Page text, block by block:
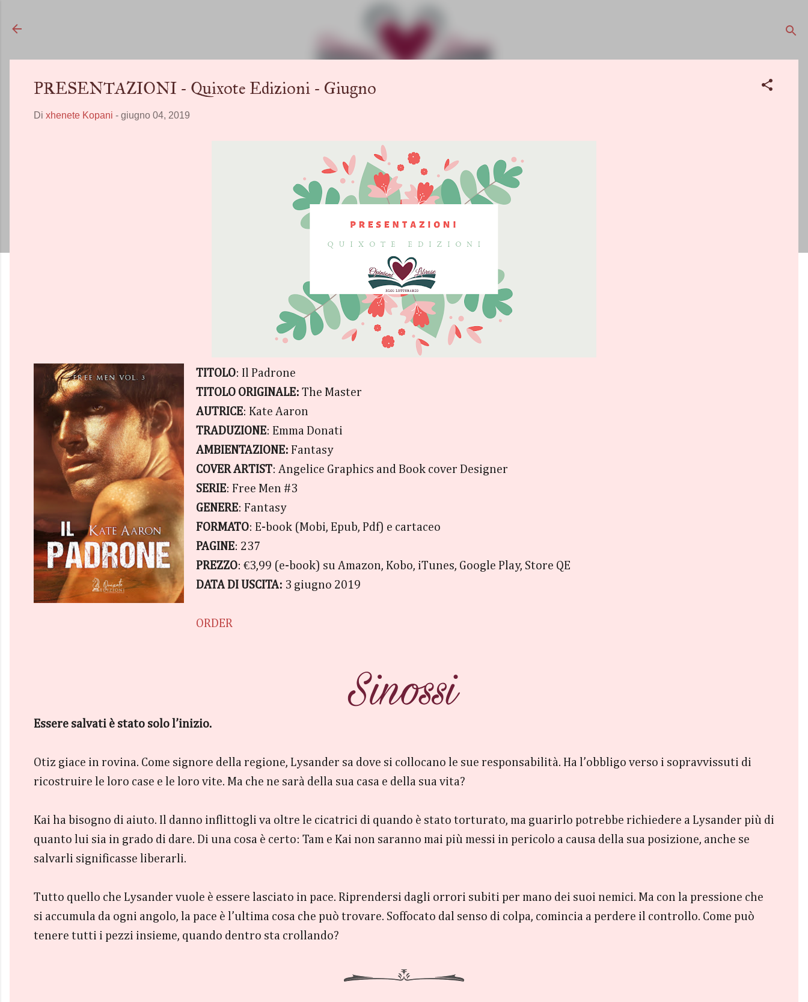
PRESENTAZIONI - Quixote Edizioni - Giugno
Di xhenete Kopani - giugno 04, 2019
TITOLO: Il Padrone
TITOLO ORIGINALE: The Master
AUTRICE: Kate Aaron
TRADUZIONE: Emma Donati
AMBIENTAZIONE: Fantasy
COVER ARTIST: Angelice Graphics and Book cover Designer
SERIE: Free Men #3
GENERE: Fantasy
FORMATO: E-book (Mobi, Epub, Pdf) e cartaceo
PAGINE: 237
PREZZO: €3,99 (e-book) su Amazon, Kobo, iTunes, Google Play, Store QE
DATA DI USCITA: 3 giugno 2019
ORDER
Essere salvati è stato solo l’inizio.
Otiz giace in rovina. Come signore della regione, Lysander sa dove si collocano le sue responsabilità. Ha l’obbligo verso i sopravvissuti di
ricostruire le loro case e le loro vite. Ma che ne sarà della sua casa e della sua vita?
Kai ha bisogno di aiuto. Il danno inflittogli va oltre le cicatrici di quando è stato torturato, ma guarirlo potrebbe richiedere a Lysander più di
quanto lui sia in grado di dare. Di una cosa è certo: Tam e Kai non saranno mai più messi in pericolo a causa della sua posizione, anche se
salvarli significasse liberarli.
Tutto quello che Lysander vuole è essere lasciato in pace. Riprendersi dagli orrori subiti per mano dei suoi nemici. Ma con la pressione che
si accumula da ogni angolo, la pace è l’ultima cosa che può trovare. Soffocato dal senso di colpa, comincia a perdere il controllo. Come può
tenere tutti i pezzi insieme, quando dentro sta crollando?